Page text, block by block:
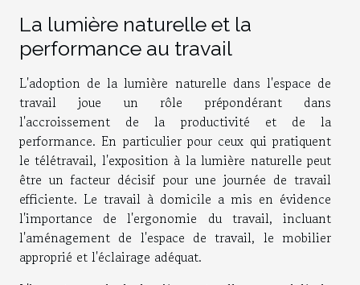
La lumière naturelle et la
performance au travail
L'adoption de la lumière naturelle dans l'espace de
travail joue un rôle prépondérant dans
l'accroissement de la productivité et de la
performance. En particulier pour ceux qui pratiquent
le télétravail, l'exposition à la lumière naturelle peut
être un facteur décisif pour une journée de travail
efficiente. Le travail à domicile a mis en évidence
l'importance de l'ergonomie du travail, incluant
l'aménagement de l'espace de travail, le mobilier
approprié et l'éclairage adéquat.